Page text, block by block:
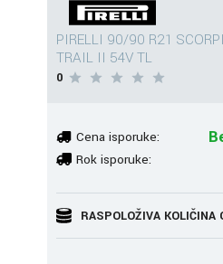
PIRELLI 90/90 R21
TRAIL II 54V TL
0
Cena isporuke:
Rok isporuke:
RASPOLOŽIVA KOLIČINA